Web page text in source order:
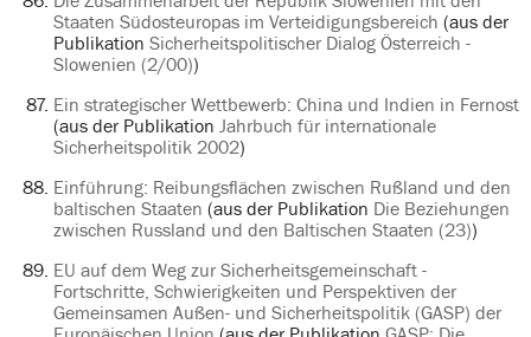
Staaten Südosteuropas im Verteidigungsbereich (aus der
Publikation Sicherheitspolitischer Dialog Österreich -
Slowenien (2/00))
Ein strategischer Wettbewerb: China und Indien in Fernost
(aus der Publikation Jahrbuch für internationale
Sicherheitspolitik 2002)
Einführung: Reibungsflächen zwischen Rußland und den
baltischen Staaten (aus der Publikation Die Beziehungen
zwischen Russland und den Baltischen Staaten (23))
EU auf dem Weg zur Sicherheitsgemeinschaft -
Fortschritte, Schwierigkeiten und Perspektiven der
Gemeinsamen Außen- und Sicherheitspolitik (GASP) der